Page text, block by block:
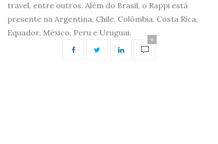
travel, entre outros. Além do Brasil, o Rappi está
presente na Argentina, Chile, Colômbia, Costa Rica,
Equador, México, Peru e Uruguai.
0